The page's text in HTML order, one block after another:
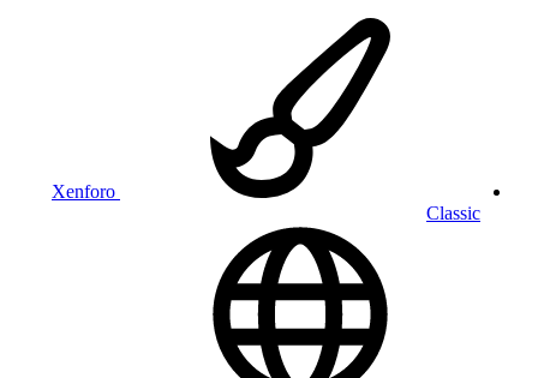
Xenforo
Classic